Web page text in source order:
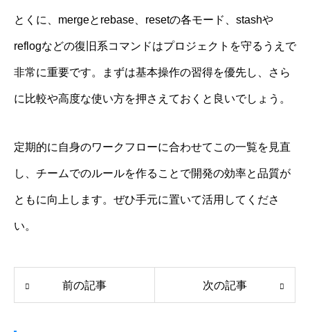
とくに、mergeとrebase、resetの各モード、stashや
reflogなどの復旧系コマンドはプロジェクトを守るうえで
非常に重要です。まずは基本操作の習得を優先し、さら
に比較や高度な使い方を押さえておくと良いでしょう。
定期的に自身のワークフローに合わせてこの一覧を見直
し、チームでのルールを作ることで開発の効率と品質が
ともに向上します。ぜひ手元に置いて活用してくださ
い。
前の記事 次の記事